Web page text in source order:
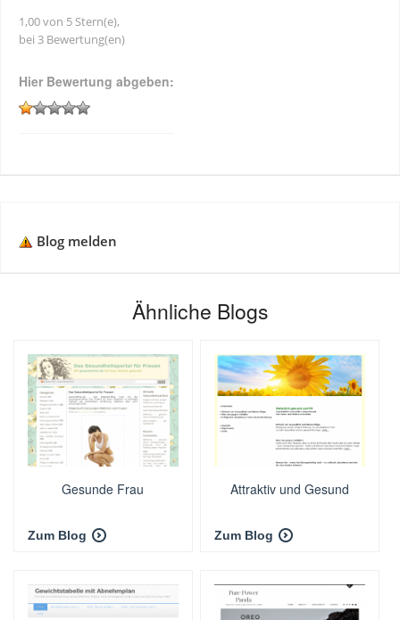
1,00 von 5 Stern(e),
bei 3 Bewertung(en)
Hier Bewertung abgeben:
Blog melden
Ähnliche Blogs
Gesunde Frau
Zum Blog
Attraktiv und Gesund
Zum Blog